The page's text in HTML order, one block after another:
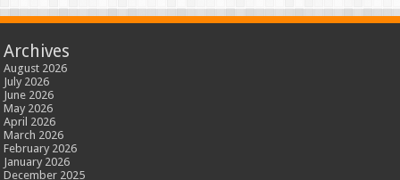
Archives
August 2026
July 2026
June 2026
May 2026
April 2026
March 2026
February 2026
January 2026
December 2025